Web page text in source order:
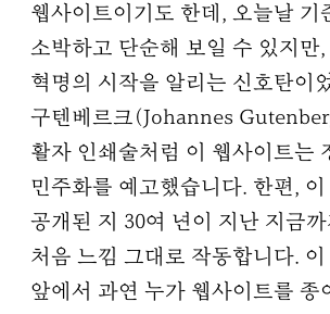
웹사이트이기도 한데, 오늘날 기
소박하고 단순해 보일 수 있지만,
혁명의 시작을 알리는 신호탄이
구텐베르크(Johannes
활자 인쇄술처럼 이 웹사이트는
민주화를 예고했습니다. 한편,
공개된 지 30여 년이 지난 지금
처음 느낌 그대로 작동합니다.
앞에서 과연 누가 웹사이트를 종